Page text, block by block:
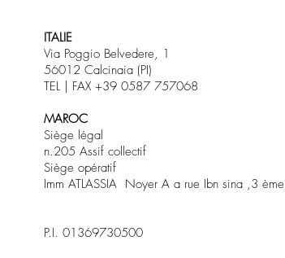
ITALIE
Via Poggio Belvedere, 1
56012 Calcinaia (PI)
TEL | FAX +39 0587 757068
MAROC
Siège légal
n.205 Assif collectif
Siège opératif
Imm ATLASSIA Noyer A a rue Ibn sina ,3
P.I. 01369730500